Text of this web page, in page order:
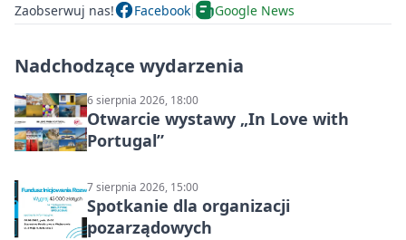
Zaobserwuj nas! Facebook Google News
Nadchodzące wydarzenia
6 sierpnia 2026, 18:00
Otwarcie wystawy „In Love with
Portugal”
7 sierpnia 2026, 15:00
Spotkanie dla organizacji
pozarządowych